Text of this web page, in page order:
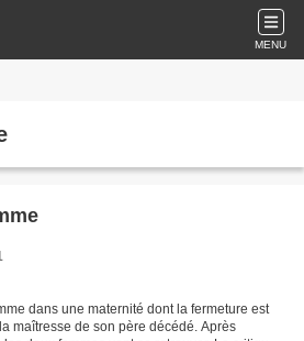
MENU
dans une maternité dont la fermeture est
maîtresse de son père décédé. Après